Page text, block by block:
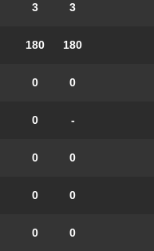
3
3
180
180
0
0
-
0
0
0
0
0
0
0